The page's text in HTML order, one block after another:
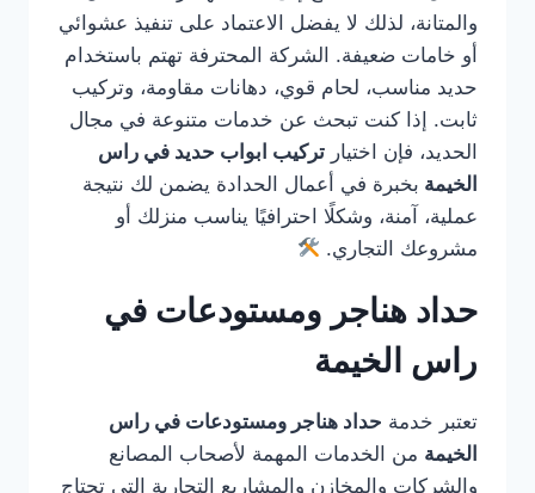
والمتانة، لذلك لا يفضل الاعتماد على تنفيذ عشوائي
أو خامات ضعيفة. الشركة المحترفة تهتم باستخدام
حديد مناسب، لحام قوي، دهانات مقاومة، وتركيب
ثابت. إذا كنت تبحث عن خدمات متنوعة في مجال
الحديد، فإن اختيار تركيب ابواب حديد في راس
الخيمة بخبرة في أعمال الحدادة يضمن لك نتيجة
عملية، آمنة، وشكلًا احترافيًا يناسب منزلك أو
مشروعك التجاري.
حداد هناجر ومستودعات في
راس الخيمة
تعتبر خدمة حداد هناجر ومستودعات في راس
الخيمة من الخدمات المهمة لأصحاب المصانع
والشركات والمخازن والمشاريع التجارية التي تحتاج